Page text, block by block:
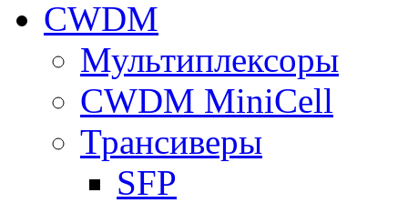
CWDM
Мультиплексоры
CWDM MiniCell
Трансиверы
SFP